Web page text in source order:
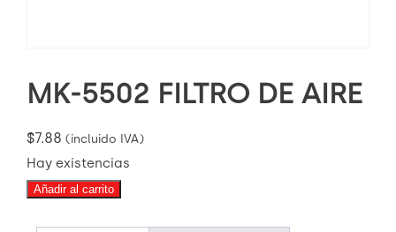
MK-5502 FILTRO DE AIRE
$7.88 (incluido IVA)
Hay existencias
MK-
5502
Añadir al carrito